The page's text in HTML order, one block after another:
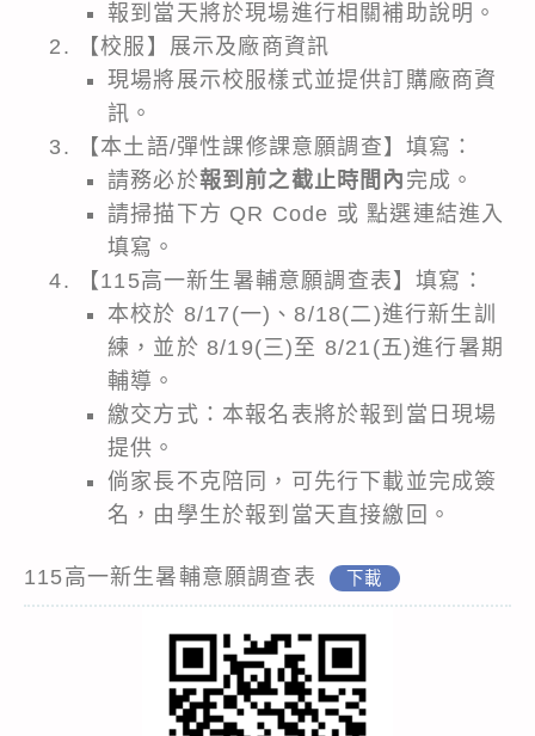
報到當天將於現場進行相關補助說明。
【校服】展示及廠商資訊
現場將展示校服樣式並提供訂購廠商資
訊。
【本土語/彈性課修課意願調查】填寫：
請務必於報到前之截止時間內 完成。
請掃描下方 QR Code 或 點選連結進入
填寫。
【115高一新生暑輔意願調查表】填寫：
本校於 8/17(一)、8/18(二)進行新生訓
練，並於 8/19(三)至 8/21(五)進行暑期
輔導。
繳交方式：本報名表將於報到當日現場
提供。
倘家長不克陪同，可先行下載並完成簽
名，由學生於報到當天直接繳回。
115高一新生暑輔意願調查表 下載